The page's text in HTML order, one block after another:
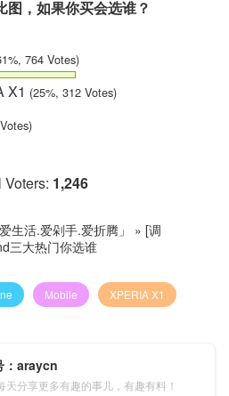
图，如果你买会选谁？
764 Votes)
X1 (25%, 312 Votes)
Voters: 1,246
生活.爱剁手.爱折腾」 » [调
三大热门你选谁
Mobile XPERIA X1
：araycn
天分享更多有趣的事儿，有趣有料！